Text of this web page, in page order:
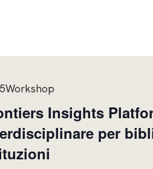
Insights
per